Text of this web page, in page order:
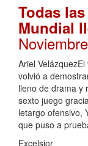
Todas
Mundial
Ariel
volvió a
lleno de drama y
sexto juego
letargo ofensivo,
que puso a
Excelsior